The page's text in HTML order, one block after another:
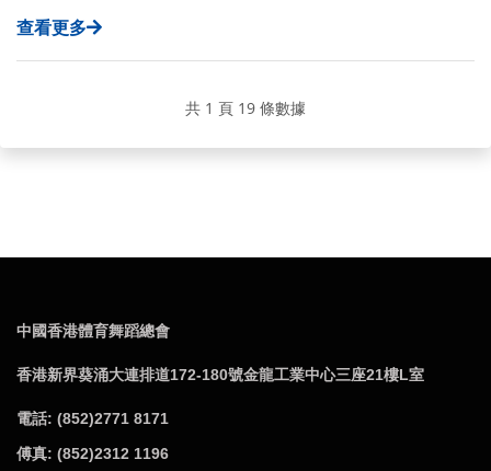
查看更多
共 1 頁 19 條數據
中國香港體育舞蹈總會
香港新界葵涌大連排道172-180號金龍工業中心三座21樓L室
電話: (852)2771 8171
傅真: (852)2312 1196